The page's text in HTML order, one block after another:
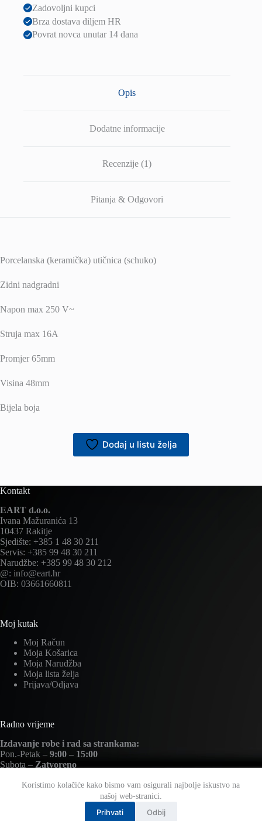
Koristimo kolačiće kako bismo vam osigurali najbolje iskustvo na
našoj web-stranici.
Prihvati Odbij
Zadovoljni kupci
Brza dostava diljem HR
Povrat novca unutar 14 dana
Opis
Dodatne informacije
Recenzije (1)
Pitanja & Odgovori
Porcelanska (keramička) utičnica (schuko)
Zidni nadgradni
Napon max 250 V~
Struja max 16A
Promjer 65mm
Visina 48mm
Bijela boja
Dodaj u listu želja
Kontakt
EART d.o.o.
Ivana Mažuranića 13
10437 Rakitje
Sjedište: +385 1 48 30 211
Servis: +385 99 48 30 211
Narudžbe: +385 99 48 30 212
@: info@eart.hr
OIB: 03661660811
Moj kutak
Moj Račun
Moja Košarica
Moja Narudžba
Moja lista želja
Prijava/Odjava
Radno vrijeme
Izdavanje robe i rad sa strankama:
Pon.-Petak – 9:00 – 15:00
Subota – Zatvoreno